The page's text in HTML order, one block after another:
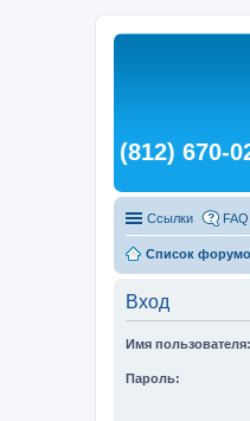
(812) 670-
Ссылки FAQ
Список
Вход
Имя пользователя:
Пароль: